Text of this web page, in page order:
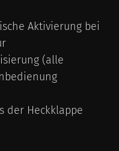
Aktivierung bei
(alle
der Heckklappe